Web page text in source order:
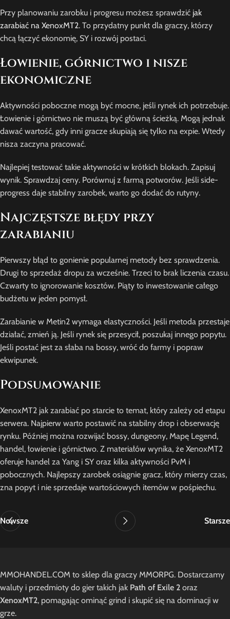
Przy planowaniu zarobku i progresu możesz sprawdzić jak
zarabiać na XenoxMT2. To przydatny punkt dla graczy, którzy
chcą łączyć ekonomię, SY i rozwój postaci.
Łowienie, górnictwo i nisze
ekonomiczne
Aktywności poboczne mogą być mocne, jeśli rynek ich potrzebuje.
Łowienie i górnictwo nie muszą być główną ścieżką. Mogą jednak
dawać wartość, gdy inni gracze skupiają się tylko na expie. Wtedy
nisza zaczyna pracować.
Najlepiej testować takie aktywności w krótkich blokach. Zapisuj
wynik. Sprawdzaj ceny. Porównuj z farmą potworów. Jeśli side-
progress daje stabilny zarobek, warto go dodać do rutyny.
Najczęstsze błędy przy
zarabianiu
Pierwszy błąd to gonienie popularnej metody bez sprawdzenia.
Drugi to sprzedaż dropu za wcześnie. Trzeci to brak liczenia czasu.
Czwarty to ignorowanie kosztów. Piąty to inwestowanie całego
budżetu w jeden pomysł.
Zarabianie w Metin2 wymaga elastyczności. Jeśli metoda przestaje
działać, zmień ją. Jeśli rynek się przesycił, poszukaj innego popytu.
Jeśli postać jest za słaba na bossy, wróć do farmy i popraw
ekwipunek.
Podsumowanie
XenoxMT2 jak zarabiać po starcie to temat, który zależy od etapu
serwera. Najpierw warto postawić na stabilny drop i obserwację
rynku. Później można rozwijać bossy, dungeony, Mapę Legend,
handel, łowienie i górnictwo. Z materiałów wynika, że XenoxMT2
oferuje handel za Yang i SY oraz kilka aktywności PvM i
pobocznych. Najlepszy zarobek osiągnie gracz, który mierzy czas,
zna popyt i nie sprzedaje wartościowych itemów w pośpiechu.
Nowsze Starsze
MMOHANDEL.COM to sklep dla graczy MMORPG. Dostarczamy
waluty i przedmioty do gier takich jak Path of Exile 2 oraz
XenoxMT2, pomagając ominąć grind i skupić się na dominacji w
grze.